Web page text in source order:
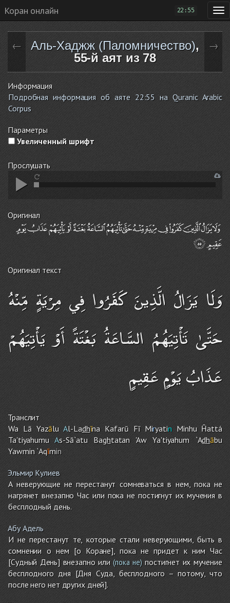
Коран онлайн 22:55
← Аль-Хаджж (Паломничество),
55-й аят из 78
→
Информация
Подробная информация об аяте 22:55 на Quranic Arabic
Corpus
Параметры
Увеличенный шрифт
Прослушать
Оригинал
Оригинал текст
وَلَا يَزَالُ الَّذِينَ كَفَرُوا فِي مِرْيَةٍ مِّنْهُ
حَتَّىٰ تَأْتِيَهُمُ السَّاعَةُ بَغْتَةً أَوْ يَأْتِيَهُمْ
عَذَابُ يَوْمٍ عَقِيمٍ
Транслит
Wa Lā Yazālu Al-Ladhīna Kafarū Fī MiryatinMinhu Ĥattá
Ta'tiyahumuAs-Sā`atu Baghtatan 'Aw Ya'tiyahum `Adhābu
Yawmin `Aqīmin
Эльмир Кулиев
А неверующие не перестанут сомневаться в нем, пока не
нагрянет внезапно Час или пока не постигнут их мучения в
бесплодный день.
Абу Адель
И не перестанут те, которые стали неверующими, быть в
сомнении о нем [о Коране], пока не придет к ним Час
[Судный День] внезапно или(пока не)постигнет их мучение
бесплодного дня [Дня Суда, бесплодного – потому, что
после него нет других дней].